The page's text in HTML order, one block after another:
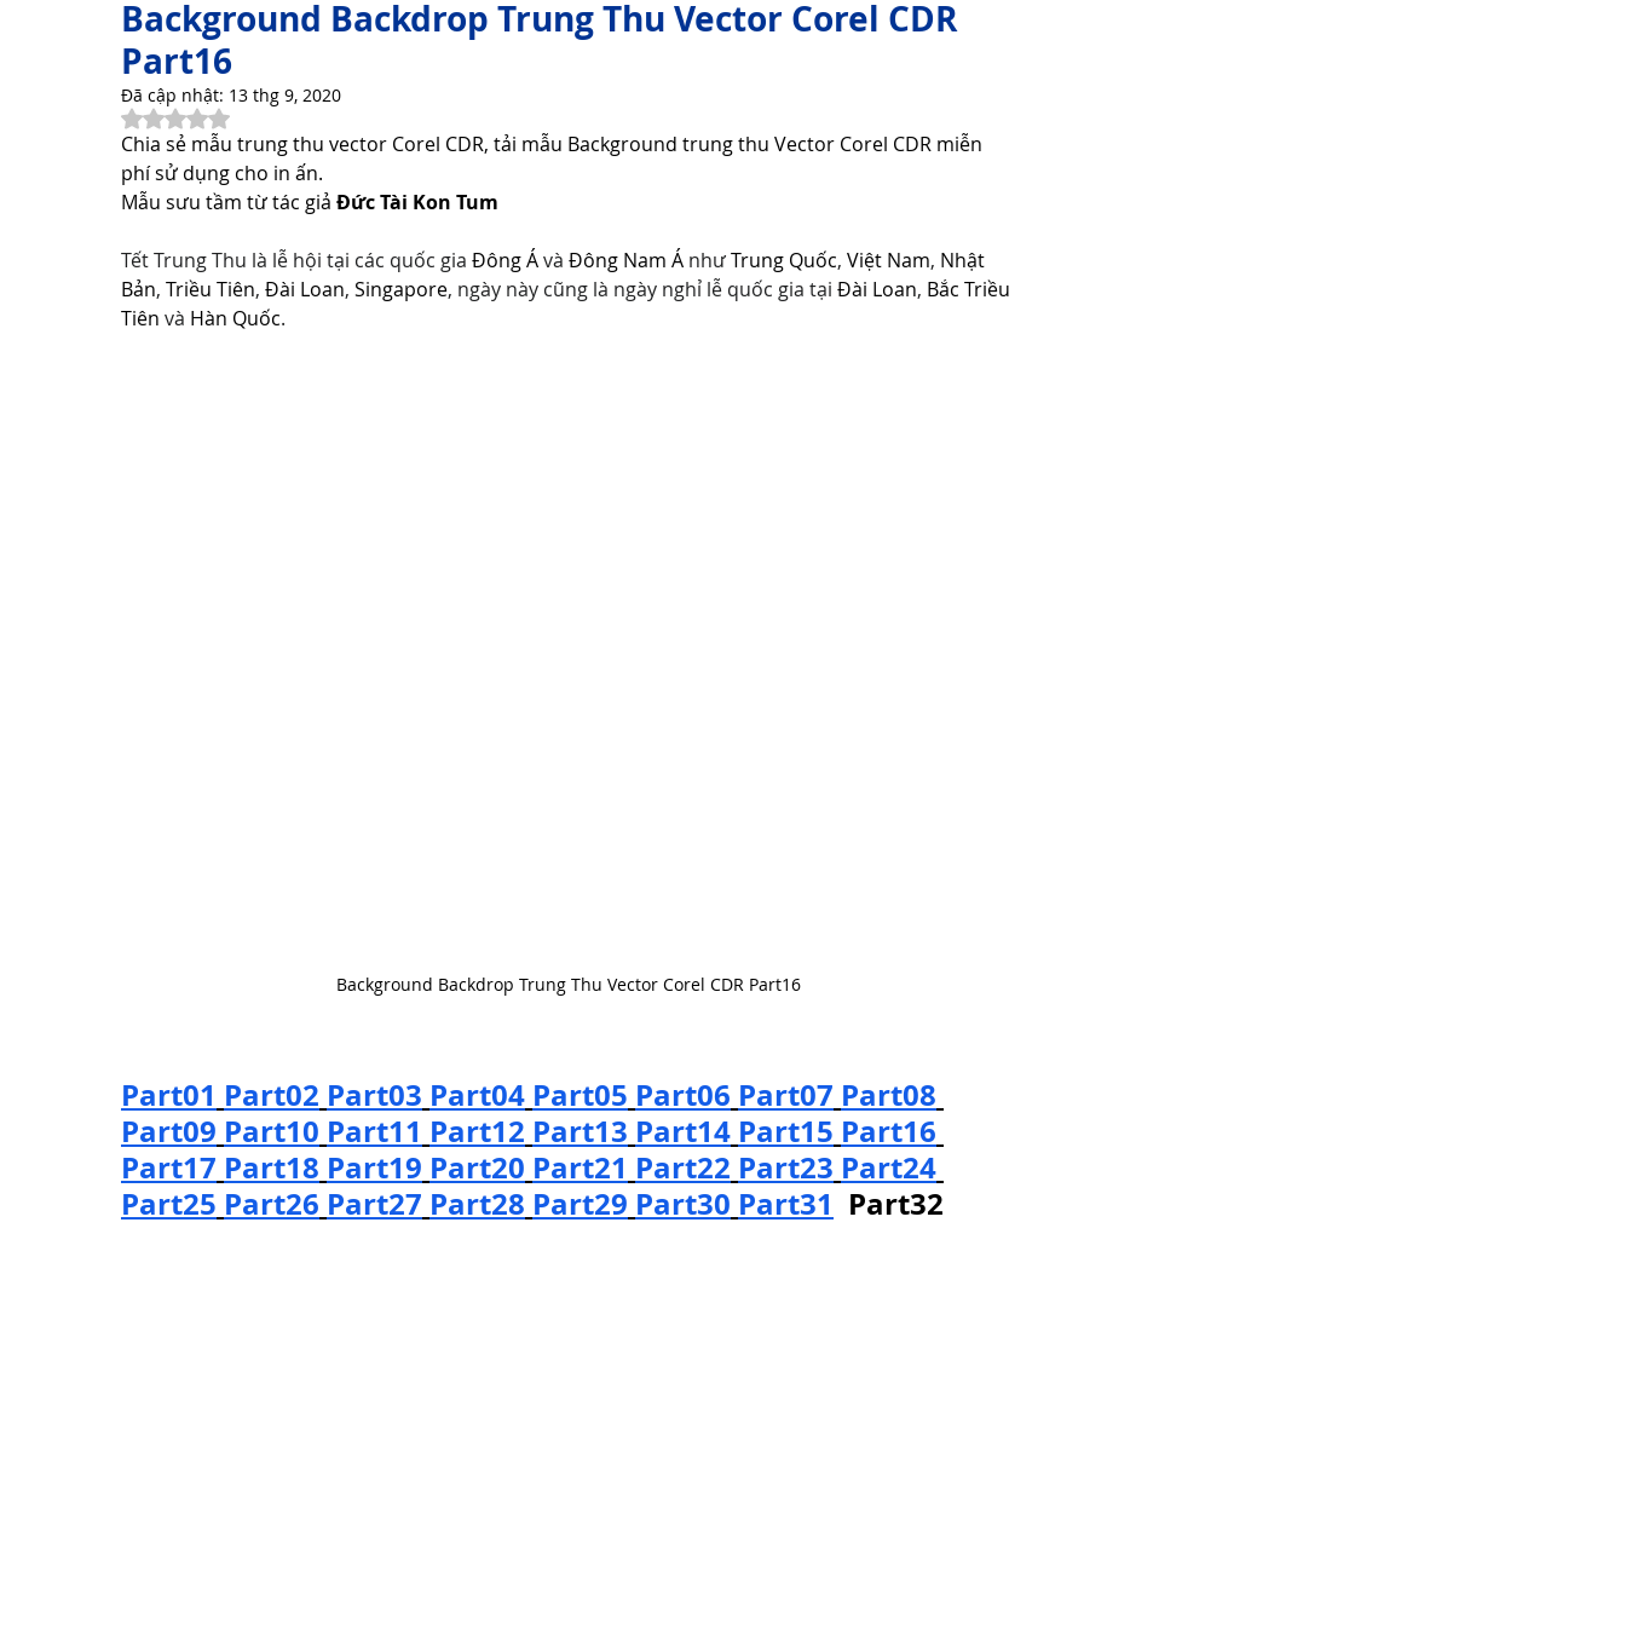
Thơ Hay Thơ Vui Lời Hay Ý Đẹp
Sức Khỏe Cách Làm Hay
Công Nghệ Thông Tin Khám Phá Công Nghệ Thủ Thuật Tiện Ích Phần Mềm - Ứng Dụng
Background Backdrop Trung Thu Vector Corel CDR
Part16
Đã cập nhật: 13 thg 9, 2020
Đã xếp hạng NaN/5 sao.
Chia sẻ mẫu trung thu vector Corel CDR, tải mẫu Background trung thu Vector Corel CDR miễn
phí sử dụng cho in ấn.
Mẫu sưu tầm từ tác giả Đức Tài Kon Tum
Tết Trung Thu là lễ hội tại các quốc gia Đông Á và Đông Nam Á như Trung Quốc, Việt Nam, Nhật
Bản, Triều Tiên, Đài Loan, Singapore, ngày này cũng là ngày nghỉ lễ quốc gia tại Đài Loan, Bắc Triều
Tiên và Hàn Quốc.
Background Backdrop Trung Thu Vector Corel CDR Part16
Part01 Part02 Part03 Part04 Part05 Part06 Part07 Part08
Part09 Part10 Part11 Part12 Part13 Part14 Part15 Part16
Part17 Part18 Part19 Part20 Part21 Part22 Part23 Part24
Part25 Part26 Part27 Part28 Part29 Part30 Part31
  Part32